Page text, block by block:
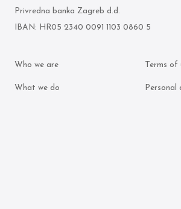
Privredna banka Zagreb d.d.
IBAN: HR05 2340 0091 1103 0860 5
Who we are
What we do
Terms of